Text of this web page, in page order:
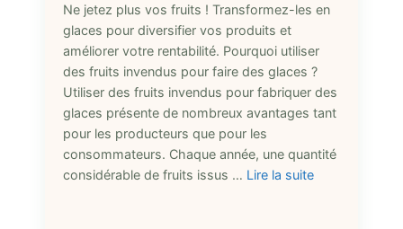
Ne jetez plus vos fruits ! Transformez-les en
glaces pour diversifier vos produits et
améliorer votre rentabilité. Pourquoi utiliser
des fruits invendus pour faire des glaces ?
Utiliser des fruits invendus pour fabriquer des
glaces présente de nombreux avantages tant
pour les producteurs que pour les
consommateurs. Chaque année, une quantité
considérable de fruits issus … Lire la suite